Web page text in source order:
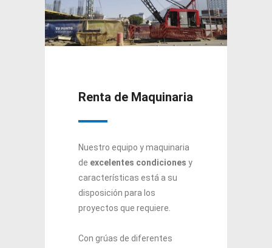
Renta de Maquinaria
Nuestro equipo y maquinaria
de excelentes condiciones y
características está a su
disposición para los
proyectos que requiere.
Con grúas de diferentes